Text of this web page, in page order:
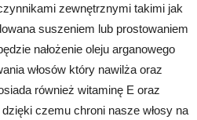
zewnętrznymi takimi jak
suszeniem lub prostowaniem
nałożenie oleju arganowego
włosów który nawilża oraz
również witaminę E oraz
czemu chroni nasze włosy na